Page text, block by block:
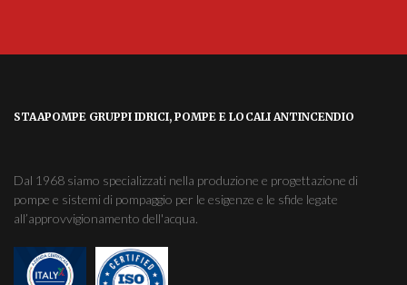
STAAPOMPE GRUPPI IDRICI, POMPE E LOCALI ANTINCENDIO
Dal 1968 siamo specializzati nella produzione e progettazione di
pompe e sistemi di pompaggio per le esigenze e le sfide legate
all’approvvigionamento dell'acqua.